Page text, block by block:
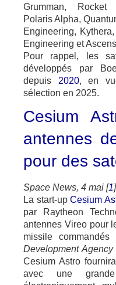
Grumman, Rocket
Polaris Alpha,
Engineering,
Engineering et
Pour rappel, les
développés par
depuis 2020, en
sélection en 2025.
Cesium
antennes
pour des
Space News, 4 mai [1
La start-upCesium
par Raytheon
antennes Vireo pour
missile
Development Agency
Cesium Astro
avec une